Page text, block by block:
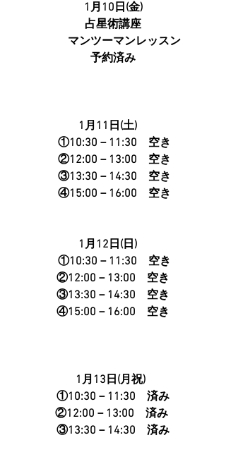
1月10日(金)
占星術講座
マンツーマンレッスン
予約済み
1月11日(土)
①10:30－11:30　空き
②12:00－13:00　空き
③13:30－14:30　空き
④15:00－16:00　空き
1月12日(日)
①10:30－11:30　空き
②12:00－13:00　空き
③13:30－14:30　空き
    ④15:00－16:00　空き
1月13日(月祝)
①10:30－11:30　済み
   ②12:00－13:00　済み
③13:30－14:30　済み